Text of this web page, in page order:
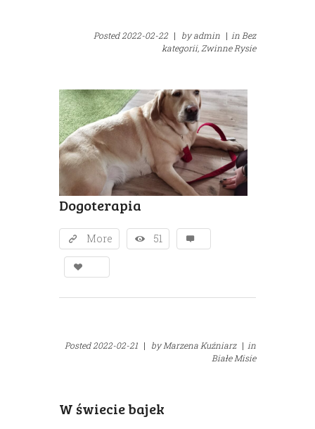
Posted2022-02-22 | byadmin | in Bez
kategorii, Zwinne Rysie
Dogoterapia
More 51
Posted2022-02-21 | byMarzena Kuźniarz | in
Białe Misie
W świecie bajek